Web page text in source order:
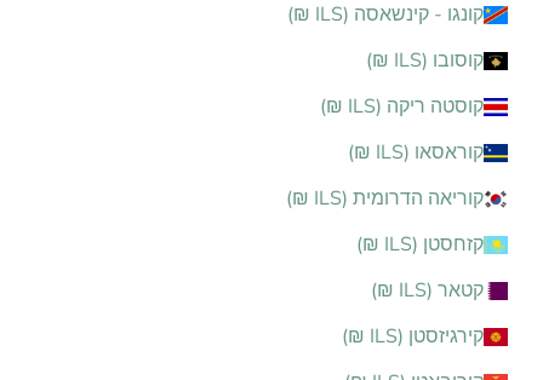
קונגו - קינשאסה (ILS ₪)
קוסובו (ILS ₪)
קוסטה ריקה (ILS ₪)
קוראסאו (ILS ₪)
קוריאה הדרומית (ILS ₪)
קזחסטן (ILS ₪)
קטאר (ILS ₪)
קירגיזסטן (ILS ₪)